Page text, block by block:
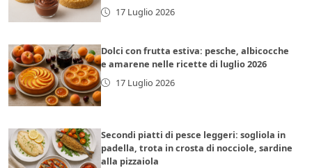
17 Luglio 2026
Dolci con frutta estiva: pesche, albicocche
e amarene nelle ricette di luglio 2026
17 Luglio 2026
Secondi piatti di pesce leggeri: sogliola in
padella, trota in crosta di nocciole, sardine
alla pizzaiola